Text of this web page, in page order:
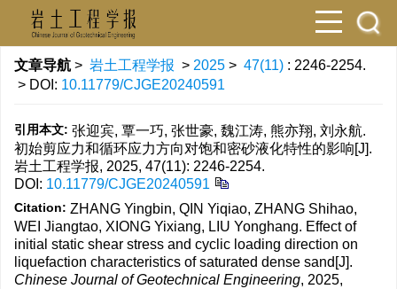
文章导航 > 岩土工程学报 > 2025 > 47(11) : 2246-2254.
> DOI: 10.11779/CJGE20240591
引用本文: 张迎宾, 覃一巧, 张世豪, 魏江涛, 熊亦翔, 刘永航.
初始剪应力和循环应力方向对饱和密砂液化特性的影响[J].
岩土工程学报, 2025, 47(11): 2246-2254.
DOI: 10.11779/CJGE20240591
Citation: ZHANG Yingbin, QIN Yiqiao, ZHANG Shihao,
WEI Jiangtao, XIONG Yixiang, LIU Yonghang. Effect of
initial static shear stress and cyclic loading direction on
liquefaction characteristics of saturated dense sand[J].
Chinese Journal of Geotechnical Engineering, 2025,